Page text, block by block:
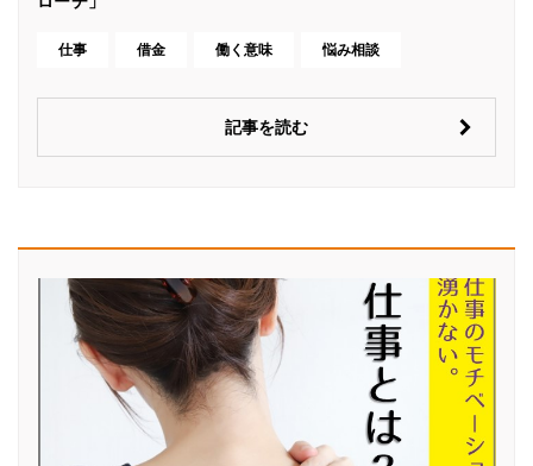
仕事 借金 働く意味 悩み相談
記事を読む